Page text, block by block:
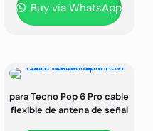
Buy via WhatsApp
para Tecno Pop 6 Pro cable
flexible de antena de señal